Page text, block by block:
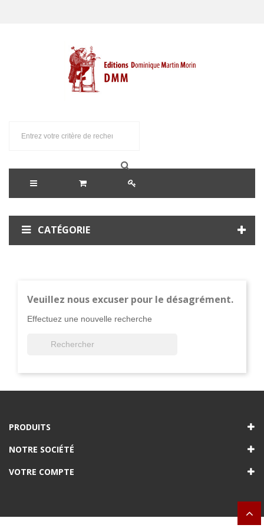
CATÉGORIE
Veuillez nous excuser pour le désagrément.
Effectuez une nouvelle recherche
PRODUITS
NOTRE SOCIÉTÉ
VOTRE COMPTE